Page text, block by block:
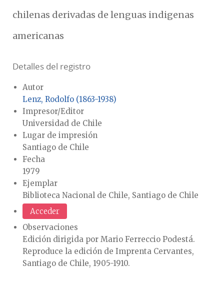
chilenas derivadas de lenguas indigenas
americanas
Detalles del registro
Autor
Lenz, Rodolfo (1863-1938)
Impresor/Editor
Universidad de Chile
Lugar de impresión
Santiago de Chile
Fecha
1979
Ejemplar
Biblioteca Nacional de Chile, Santiago de Chile
Acceder
Observaciones
Edición dirigida por Mario Ferreccio Podestá.
Reproduce la edición de Imprenta Cervantes,
Santiago de Chile, 1905-1910.